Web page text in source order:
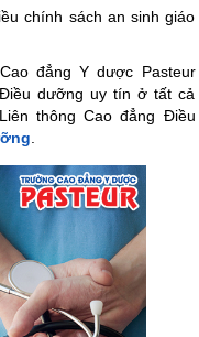
chính sách an sinh giáo
đẳng Y dược Pasteur
dưỡng uy tín ở tất cả
thông Cao đẳng Điều